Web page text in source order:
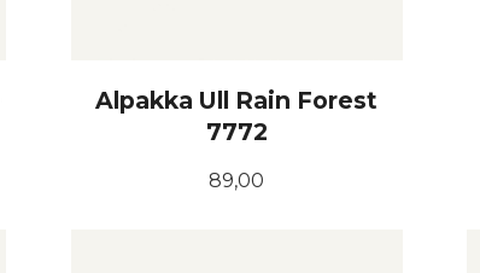
Alpakka Ull Rain Forest
7772
Pris
89,00